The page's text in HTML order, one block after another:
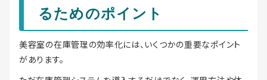
るためのポイント
美容室の在庫管理の効率化には、いくつかの重要なポイント
があります。